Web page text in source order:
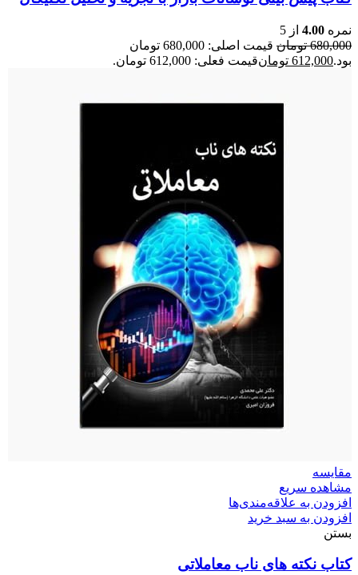
نمره 4.00 از 5
680,000 تومان
قیمت اصلی: 680,000 تومان
بود.612,000 تومانقیمت فعلی: 612,000 تومان.
مقایسه
مشاهده سریع
افزودن به علاقه‌مندی‌ها
افزودن به سبد خرید
بستن
کتاب نکته های ناب معاملاتی